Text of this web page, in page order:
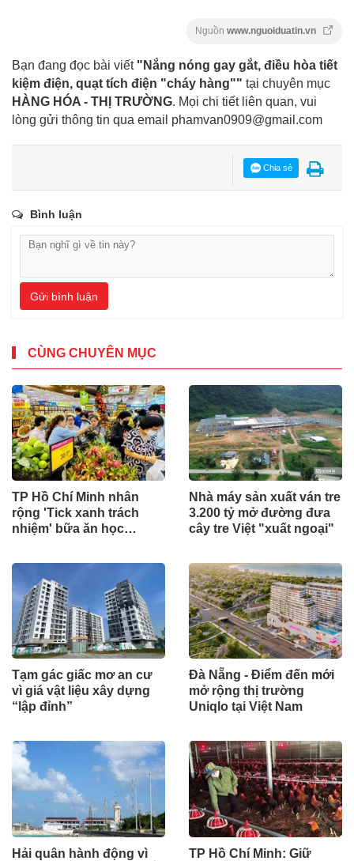
Nguồn www.nguoiduatin.vn
Bạn đang đọc bài viết "Nắng nóng gay gắt, điều hòa tiết
kiệm điện, quạt tích điện "cháy hàng"" tại chuyên mục
HÀNG HÓA - THỊ TRƯỜNG. Mọi chi tiết liên quan, vui
lòng gửi thông tin qua email phamvan0909@gmail.com
Chia sẻ
Bình luận
Gửi bình luận
CÙNG CHUYÊN MỤC
TP Hồ Chí Minh nhân
rộng 'Tick xanh trách
nhiệm' bữa ăn học
Nhà máy sản xuất ván tre
3.200 tỷ mở đường đưa
cây tre Việt "xuất ngoại"
Tạm gác giấc mơ an cư
vì giá vật liệu xây dựng
“lập đỉnh”
Đà Nẵng - Điểm đến mới
mở rộng thị trường
Uniqlo tại Việt Nam
Hải quân hành động vì
TP Hồ Chí Minh: Giữ